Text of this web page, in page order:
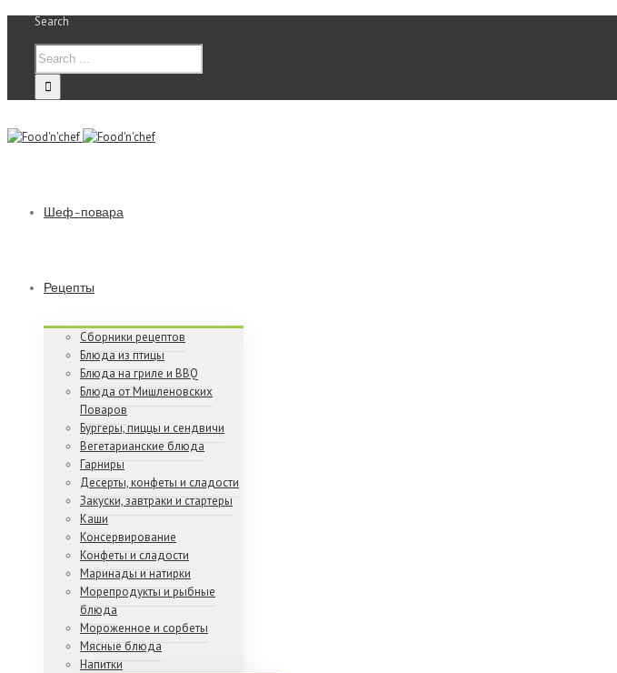
Search
Шеф-повара
Рецепты
Сборники рецептов
Блюда из птицы
Блюда на гриле и BBQ
Блюда от Мишленовских
Поваров
Бургеры, пиццы и сендвичи
Вегетарианские блюда
Гарниры
Десерты, конфеты и сладости
Закуски, завтраки и стартеры
Каши
Консервирование
Конфеты и сладости
Маринады и натирки
Морепродукты и рыбные
блюда
Мороженное и сорбеты
Мясные блюда
Напитки